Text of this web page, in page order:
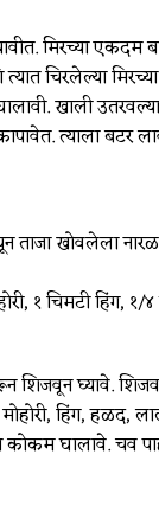
मिरच्या एकदम
चिरलेल्या
खाली
त्याला बटर
ताजा खोवलेला
१ चिमटी हिंग,
शिजवून घ्यावे.
हिंग, हळद,
घालावे. चव